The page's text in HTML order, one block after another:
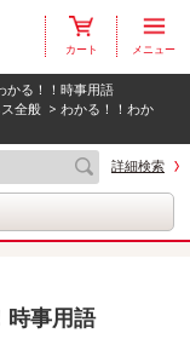
カート メニュー
かる！！時事用語
全般 > わかる！！わか
詳細検索
時事用語